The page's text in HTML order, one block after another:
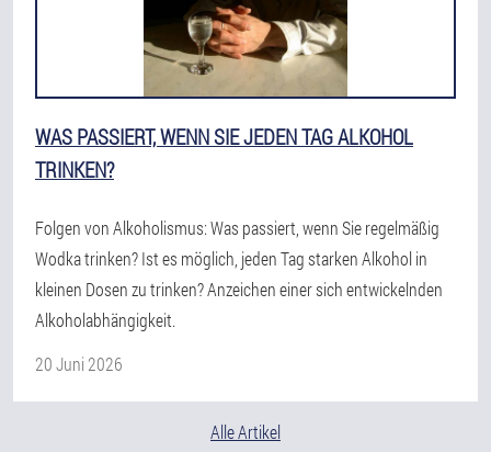
WAS PASSIERT, WENN SIE JEDEN TAG ALKOHOL
TRINKEN?
Folgen von Alkoholismus: Was passiert, wenn Sie regelmäßig
Wodka trinken? Ist es möglich, jeden Tag starken Alkohol in
kleinen Dosen zu trinken? Anzeichen einer sich entwickelnden
Alkoholabhängigkeit.
20 Juni 2026
Alle Artikel